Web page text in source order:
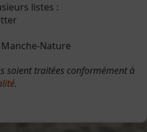
listes :
Nature
soient traitées conformément à
.